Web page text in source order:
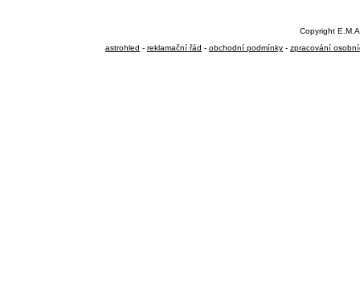
Copyright
astrohled - reklamační řád - obchodní podmínky - zpracování